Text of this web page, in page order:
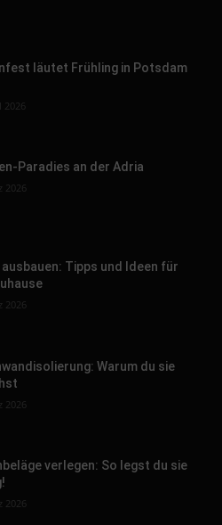
läutet Frühling in Potsdam
2026
Paradies an der Adria
2026
Tipps und Ideen für
2026
Warum du sie
2026
verlegen: So legst du sie
2026